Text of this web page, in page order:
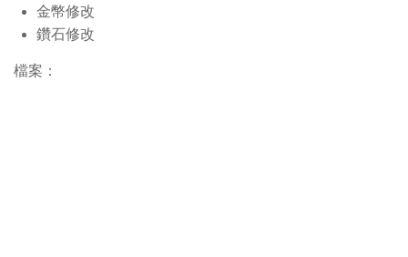
金幣修改
鑽石修改
檔案：